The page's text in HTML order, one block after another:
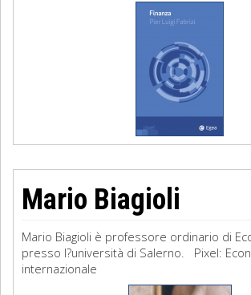
Mario Biagioli
Mario Biagioli è professore ordinario di
presso l?università di Salerno. Pixel:
internazionale